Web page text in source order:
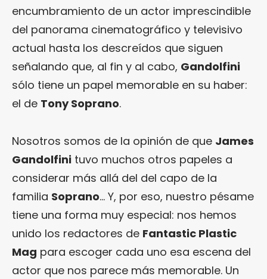
encumbramiento de un actor imprescindible
del panorama cinematográfico y televisivo
actual hasta los descreídos que siguen
señalando que, al fin y al cabo, Gandolfini
sólo tiene un papel memorable en su haber:
el de Tony Soprano.
Nosotros somos de la opinión de que James
Gandolfini tuvo muchos otros papeles a
considerar más allá del del capo de la
familia Soprano… Y, por eso, nuestro pésame
tiene una forma muy especial: nos hemos
unido los redactores de Fantastic Plastic
Mag para escoger cada uno esa escena del
actor que nos parece más memorable. Un